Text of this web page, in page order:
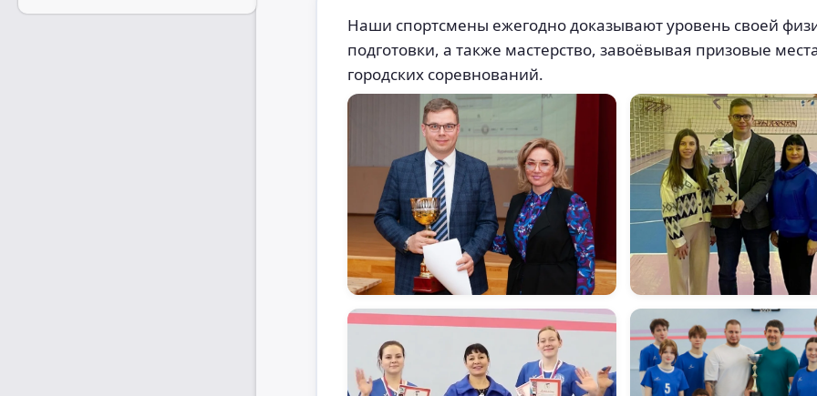
Наши спортсмены ежегодно доказывают уровень своей
подготовки, а также мастерство, завоёвывая призовые
городских соревнований.